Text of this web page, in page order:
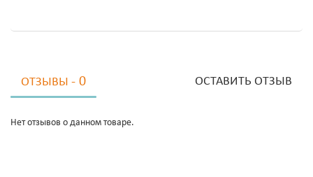
ОТЗЫВЫ - 0 ОСТАВИТЬ ОТЗЫВ
Нет отзывов о данном товаре.